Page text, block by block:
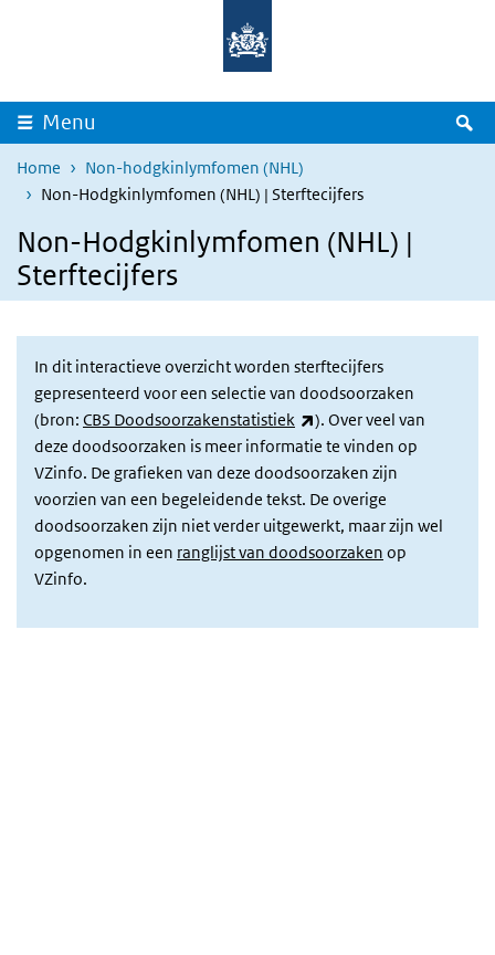
Overslaan en naar de inhoud gaan
Menu
Home
Non-hodgkinlymfomen (NHL)
Non-Hodgkinlymfomen (NHL) | Sterftecijfers
Non-Hodgkinlymfomen (NHL) |
Sterftecijfers
In dit interactieve overzicht worden sterftecijfers
gepresenteerd voor een selectie van doodsoorzaken
(bron: CBS Doodsoorzakenstatistiek (externe link)
). Over veel van
deze doodsoorzaken is meer informatie te vinden op
VZinfo. De grafieken van deze doodsoorzaken zijn
voorzien van een begeleidende tekst. De overige
doodsoorzaken zijn niet verder uitgewerkt, maar zijn wel
opgenomen in een ranglijst van doodsoorzaken op
VZinfo.